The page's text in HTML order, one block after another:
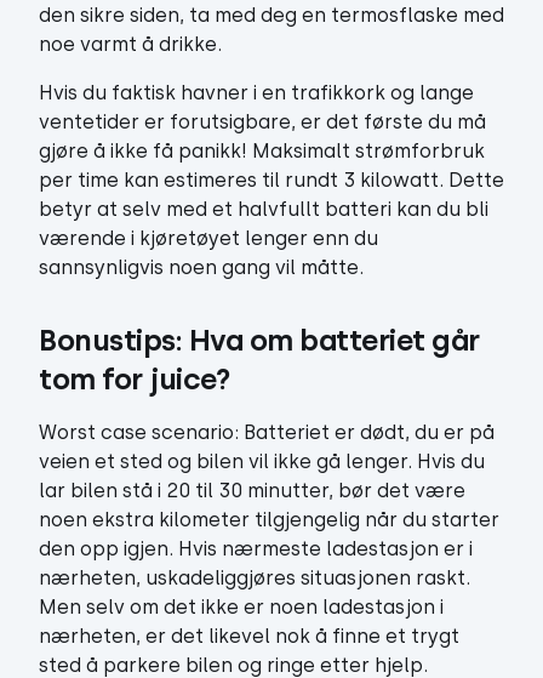
den sikre siden, ta med deg en termosflaske med
noe varmt å drikke.
Hvis du faktisk havner i en trafikkork og lange
ventetider er forutsigbare, er det første du må
gjøre å ikke få panikk! Maksimalt strømforbruk
per time kan estimeres til rundt 3 kilowatt. Dette
betyr at selv med et halvfullt batteri kan du bli
værende i kjøretøyet lenger enn du
sannsynligvis noen gang vil måtte.
Bonustips: Hva om batteriet går
tom for juice?
Worst case scenario: Batteriet er dødt, du er på
veien et sted og bilen vil ikke gå lenger. Hvis du
lar bilen stå i 20 til 30 minutter, bør det være
noen ekstra kilometer tilgjengelig når du starter
den opp igjen. Hvis nærmeste ladestasjon er i
nærheten, uskadeliggjøres situasjonen raskt.
Men selv om det ikke er noen ladestasjon i
nærheten, er det likevel nok å finne et trygt
sted å parkere bilen og ringe etter hjelp.